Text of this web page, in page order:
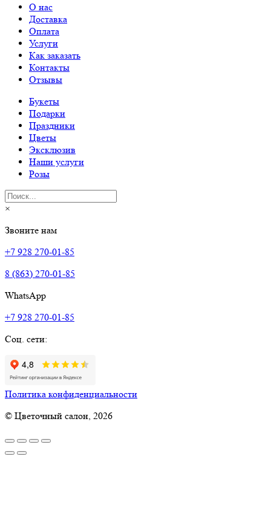
О нас
Доставка
Оплата
Услуги
Как заказать
Контакты
Отзывы
Букеты
Подарки
Праздники
Цветы
Эксклюзив
Наши услуги
Розы
×
Звоните нам
+7 928 270-01-85
8 (863) 270-01-85
WhatsApp
+7 928 270-01-85
Соц. сети:
Политика конфиденциальности
© Цветочный салон, 2026